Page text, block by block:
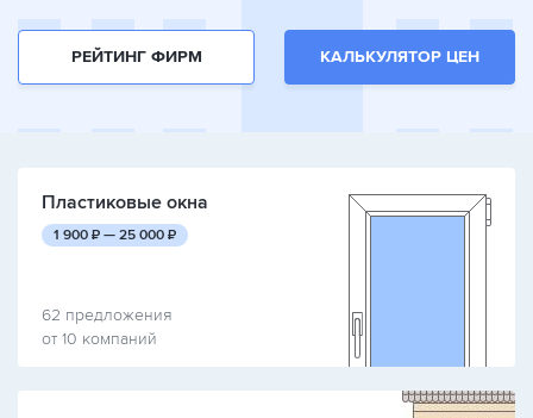
РЕЙТИНГ ФИРМ КАЛЬКУЛЯТОР ЦЕН
Пластиковые окна
1 900 руб.
₽ — 25 000 руб.
₽
62 предложения
от 10 компаний